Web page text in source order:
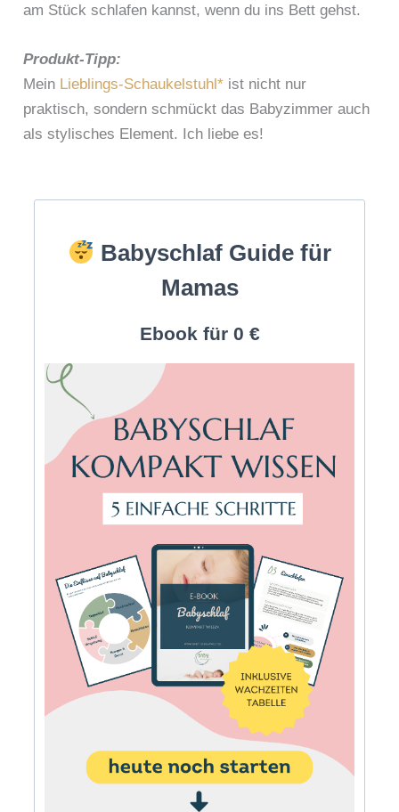
am Stück schlafen kannst, wenn du ins Bett gehst.
Produkt-Tipp:
Mein Lieblings-Schaukelstuhl* ist nicht nur
praktisch, sondern schmückt das Babyzimmer auch
als stylisches Element. Ich liebe es!
Babyschlaf Guide für
Mamas
Ebook für 0 €